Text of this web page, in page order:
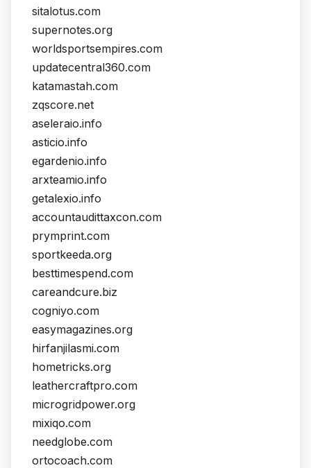
sitalotus.com
supernotes.org
worldsportsempires.com
updatecentral360.com
katamastah.com
zqscore.net
aseleraio.info
asticio.info
egardenio.info
arxteamio.info
getalexio.info
accountaudittaxcon.com
prymprint.com
sportkeeda.org
besttimespend.com
careandcure.biz
cogniyo.com
easymagazines.org
hirfanjilasmi.com
hometricks.org
leathercraftpro.com
microgridpower.org
mixiqo.com
needglobe.com
ortocoach.com